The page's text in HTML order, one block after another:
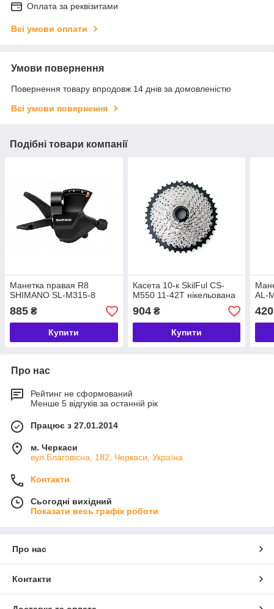
Оплата за реквізитами
Всі умови оплати
Умови повернення
Повернення товару впродовж 14 днів за домовленістю
Всі умови повернення
Подібні товари компанії
Манетка правая R8
SHIMANO SL-M315-8
885 ₴
Купити
Касета 10-к SkilFul CS-
M550 11-42T нікельована
904₴
Купити
AL-
420
Про нас
Рейтинг не сформований
Менше 5 відгуків за останній рік
Працює з 27.01.2014
м. Черкаси
вул.Благовісна, 182, Черкаси, Україна
Контакти
Сьогодні вихідний
Показати весь графік роботи
Про нас
Контакти